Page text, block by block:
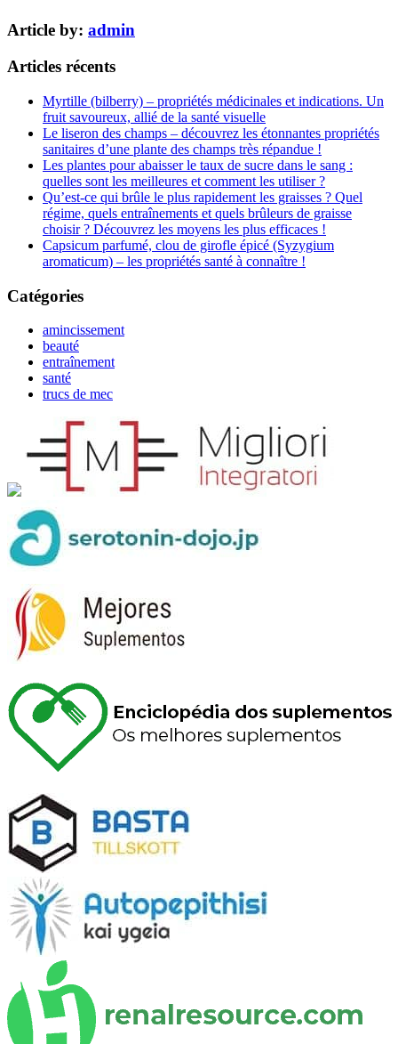
Article by: admin
Articles récents
Myrtille (bilberry) – propriétés médicinales et indications. Un
fruit savoureux, allié de la santé visuelle
Le liseron des champs – découvrez les étonnantes propriétés
sanitaires d’une plante des champs très répandue !
Les plantes pour abaisser le taux de sucre dans le sang :
quelles sont les meilleures et comment les utiliser ?
Qu’est-ce qui brûle le plus rapidement les graisses ? Quel
régime, quels entraînements et quels brûleurs de graisse
choisir ? Découvrez les moyens les plus efficaces !
Capsicum parfumé, clou de girofle épicé (Syzygium
aromaticum) – les propriétés santé à connaître !
Catégories
amincissement
beauté
entraînement
santé
trucs de mec